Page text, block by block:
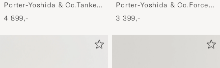
Porter-Yoshida & Co.Tanker
2Way Document BagSage
Green
4 899,-
Porter-Yoshida & Co.Force
Shoulder BagNavy
3 399,-